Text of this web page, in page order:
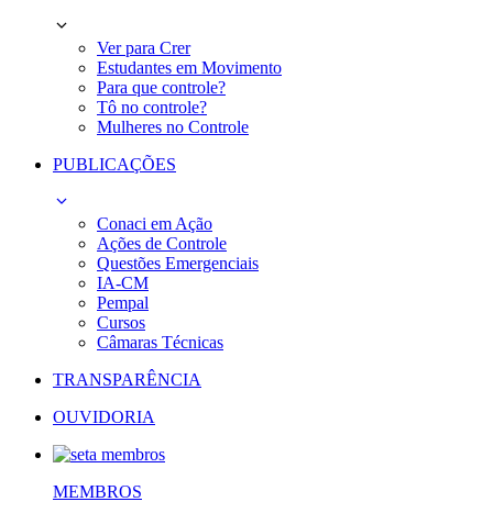
Ver para Crer
Estudantes em Movimento
Para que controle?
Tô no controle?
Mulheres no Controle
PUBLICAÇÕES
Conaci em Ação
Ações de Controle
Questões Emergenciais
IA-CM
Pempal
Cursos
Câmaras Técnicas
TRANSPARÊNCIA
OUVIDORIA
MEMBROS